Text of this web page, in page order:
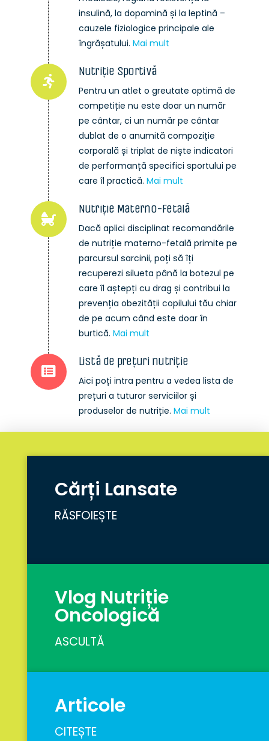
insulină, la dopamină și la leptină –
cauzele fiziologice principale ale
îngrășatului. Mai mult
Nutriție Sportivă
Pentru un atlet o greutate optimă de
competiție nu este doar un număr
pe cântar, ci un număr pe cântar
dublat de o anumită compoziție
corporală și triplat de niște indicatori
de performanță specifici sportului pe
care îl practică. Mai mult
Nutriție Materno-Fetală
Dacă aplici disciplinat recomandările
de nutriție materno-fetală primite pe
parcursul sarcinii, poți să îți
recuperezi silueta până la botezul pe
care îl aștepți cu drag și contribui la
prevenția obezității copilului tău chiar
de pe acum când este doar în
burtică. Mai mult
Listă de prețuri nutriție
Aici poți intra pentru a vedea lista de
prețuri a tuturor serviciilor și
produselor de nutriție. Mai mult
Cărți Lansate
RĂSFOIEȘTE
Vlog Nutriție
Oncologică
ASCULTĂ
Articole
CITEȘTE